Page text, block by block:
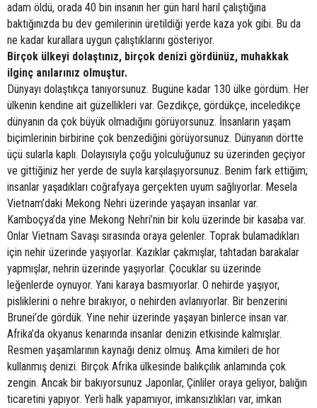
adam öldü, orada 40 bin insanın her gün harıl harıl çalıştığına
baktığınızda bu dev gemilerinin üretildiği yerde kaza yok gibi. Bu da
ne kadar kurallara uygun çalıştıklarını gösteriyor.
Birçok ülkeyi dolaştınız, birçok denizi gördünüz, muhakkak
ilginç anılarınız olmuştur.
Dünyayı dolaştıkça tanıyorsunuz. Bugüne kadar 130 ülke gördüm. Her
ülkenin kendine ait güzellikleri var. Gezdikçe, gördükçe, inceledikçe
dünyanın da çok büyük olmadığını görüyorsunuz. İnsanların yaşam
biçimlerinin birbirine çok benzediğini görüyorsunuz. Dünyanın dörtte
üçü sularla kaplı. Dolayısıyla çoğu yolculuğunuz su üzerinden geçiyor
ve gittiğiniz her yerde de suyla karşılaşıyorsunuz. Benim fark ettiğim;
insanlar yaşadıkları coğrafyaya gerçekten uyum sağlıyorlar. Mesela
Vietnam’daki Mekong Nehri üzerinde yaşayan insanlar var.
Kamboçya’da yine Mekong Nehri’nin bir kolu üzerinde bir kasaba var.
Onlar Vietnam Savaşı sırasında oraya gelenler. Toprak bulamadıkları
için nehir üzerinde yaşıyorlar. Kazıklar çakmışlar, tahtadan barakalar
yapmışlar, nehrin üzerinde yaşıyorlar. Çocuklar su üzerinde
leğenlerde oynuyor. Yani karaya basmıyorlar. O nehirde yaşıyor,
pisliklerini o nehre bırakıyor, o nehirden avlanıyorlar. Bir benzerini
Brunei’de gördük. Yine nehir üzerinde yaşayan binlerce insan var.
Afrika’da okyanus kenarında insanlar denizin etkisinde kalmışlar.
Resmen yaşamlarının kaynağı deniz olmuş. Ama kimileri de hor
kullanmış denizi. Birçok Afrika ülkesinde balıkçılık anlamında çok
zengin. Ancak bir bakıyorsunuz Japonlar, Çinliler oraya geliyor, balığın
ticaretini yapıyor. Yerli halk yapamıyor, imkansızlıkları var, imkan